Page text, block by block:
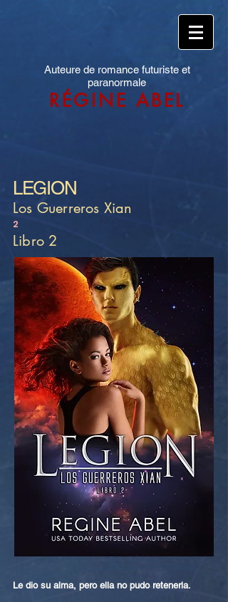
Auteure de romance futuriste et
paranormale
RÉGINE ABEL
LEGION
Los Guerreros Xian
2
Libro 2
Le dio su alma, pero ella no pudo retenerla.